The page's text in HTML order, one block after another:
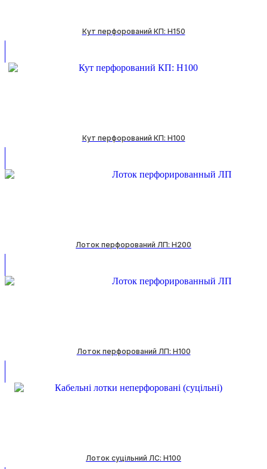
Кут перфорований КП: H150
Кут перфорований КП: H100
Лоток перфорований ЛП: H200
Лоток перфорований ЛП: H100
Лоток суцільний ЛС: H100